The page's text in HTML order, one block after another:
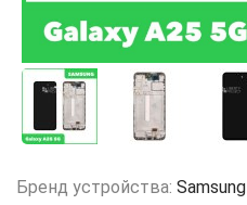
Бренд устройства: Samsung